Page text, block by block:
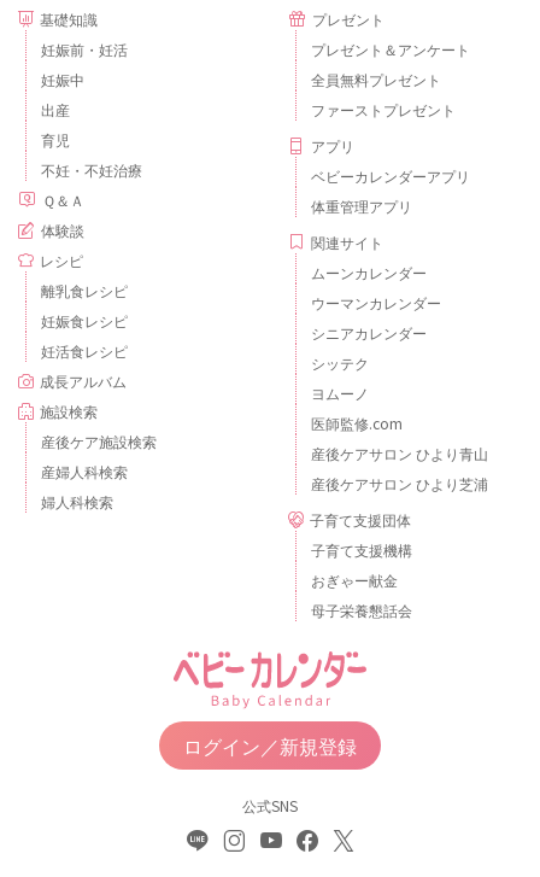
基礎知識
妊娠前・妊活
妊娠中
出産
育児
不妊・不妊治療
Ｑ＆Ａ
体験談
レシピ
離乳食レシピ
妊娠食レシピ
妊活食レシピ
成長アルバム
施設検索
産後ケア施設検索
産婦人科検索
婦人科検索
プレゼント
プレゼント＆アンケート
全員無料プレゼント
ファーストプレゼント
アプリ
ベビーカレンダーアプリ
体重管理アプリ
関連サイト
ムーンカレンダー
ウーマンカレンダー
シニアカレンダー
シッテク
ヨムーノ
医師監修.com
産後ケアサロン ひより青山
産後ケアサロン ひより芝浦
子育て支援団体
子育て支援機構
おぎゃー献金
母子栄養懇話会
ログイン／新規登録
公式SNS